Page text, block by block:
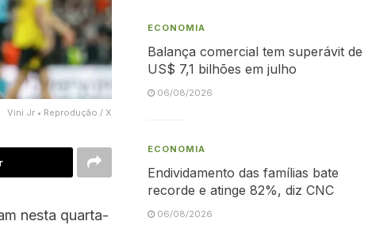
Vini Jr • Reprodução / X
nesta quarta-
ECONOMIA
Balança comercial tem superávit de
US$ 7,1 bilhões em julho
06/08/2026
ECONOMIA
Endividamento das famílias bate
recorde e atinge 82%, diz CNC
06/08/2026